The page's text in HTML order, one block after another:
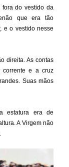
fora do vestido da
que era tão
e o vestido nesse
direita. As contas
corrente e a cruz
Suas mãos
estatura era de
A Virgem não